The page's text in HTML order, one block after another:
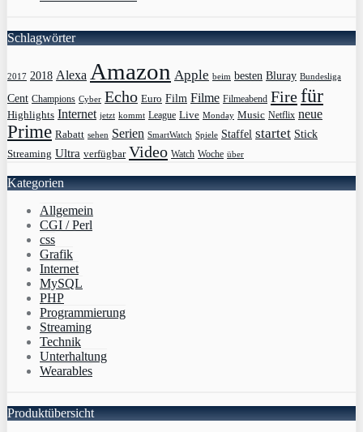
Schlagwörter
2017 2018 Alexa Amazon Apple beim besten Bluray Bundesliga
Cent Champions Cyber Echo Euro Film Filme Filmeabend Firefür
Highlights Internet jetzt kommt League Live Monday Music Netflix neue
Prime Rabatt sehen Serien SmartWatch Spiele Staffel startet Stick
Streaming Ultra verfügbar Video Watch Woche über
Kategorien
Allgemein
CGI / Perl
css
Grafik
Internet
MySQL
PHP
Programmierung
Streaming
Technik
Unterhaltung
Wearables
Produktübersicht